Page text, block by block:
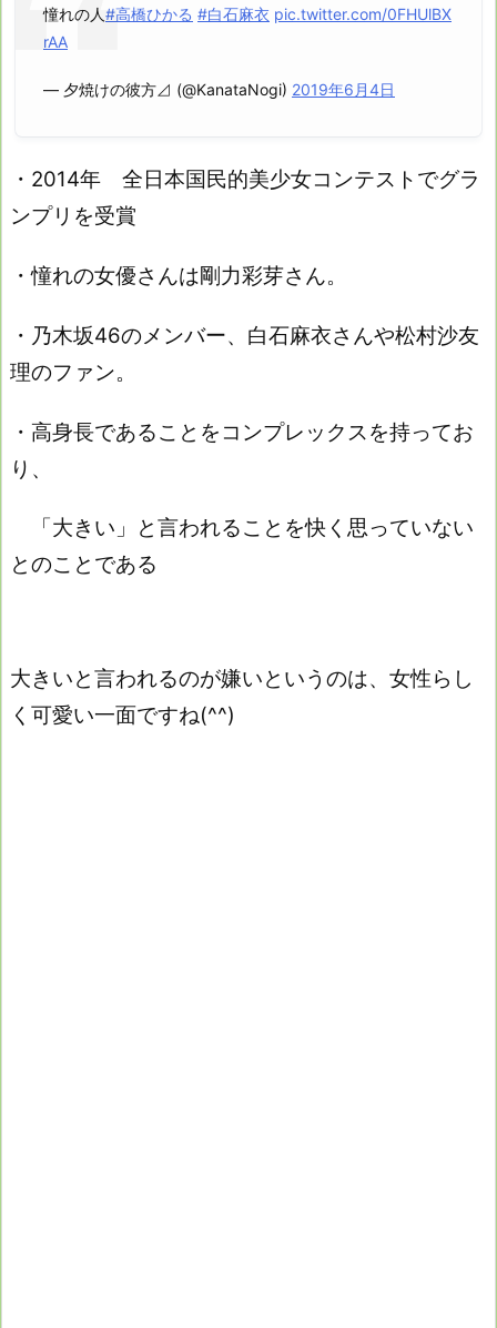
憧れの人#高橋ひかる #白石麻衣 pic.twitter.com/0FHUlBX
rAA
— 夕焼けの彼方⊿ (@KanataNogi) 2019年6月4日
・2014年 全日本国民的美少女コンテストでグラ
ンプリを受賞
・憧れの女優さんは剛力彩芽さん。
・乃木坂46のメンバー、 白石麻衣さんや松村沙友
理のファン。
・高身長であることをコンプレックスを持ってお
り、
「大きい」と言われることを快く思っていない
とのことである
大きいと言われるのが嫌いというのは、女性らし
く可愛い一面ですね(^^)